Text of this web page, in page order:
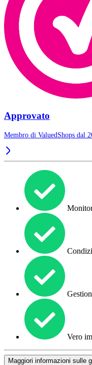
Approvato
Membro di ValuedShops dal
Vero
Maggiori informazioni sulle